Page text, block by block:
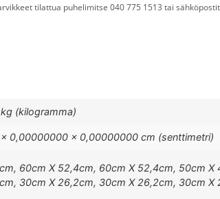
tilattua puhelimitse 040 775 1513 tai
(kilogramma)
0,00000000 × 0,00000000 cm (senttimetri)
60cm X 52,4cm, 60cm X 52,4cm, 50cm
30cm X 26,2cm, 30cm X 26,2cm, 30cm X